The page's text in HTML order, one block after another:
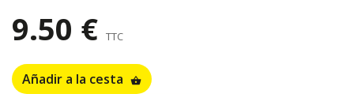
9.50 € TTC
Añadir a la cesta shopping_basket